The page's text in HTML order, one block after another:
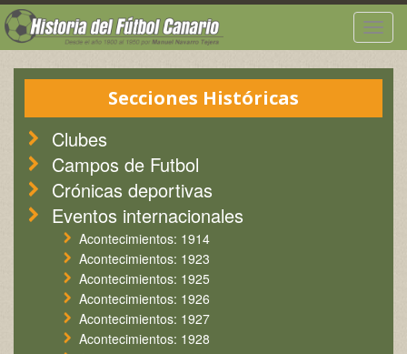
Secciones Históricas
Clubes
Campos de Futbol
Crónicas deportivas
Eventos internacionales
Acontecimientos: 1914
Acontecimientos: 1923
Acontecimientos: 1925
Acontecimientos: 1926
Acontecimientos: 1927
Acontecimientos: 1928